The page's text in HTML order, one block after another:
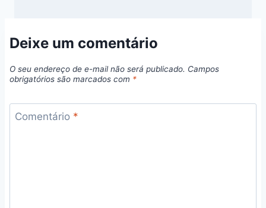
Deixe um comentário
O seu endereço de e-mail não será publicado. Campos
obrigatórios são marcados com *
Comentário *